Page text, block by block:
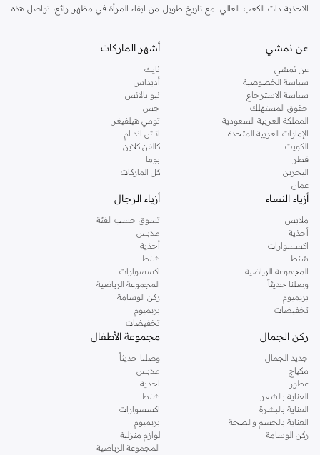
الاحذية ذات الكعب العالي. مع تاريخ طويل من ابقاء المرأة في مظهر رائع، تواصل هذه
كنت تقومين بتجديد خزانة ملابسك الملائمة للعمل، البحث عن فستان مثالي للحفلات او
اليه.
تسوقي دوروثي بيركنز اون لاين مسقط
تسوقي دوروثي بيركنز اون لاين من نمشي واستمتعي باكثر من الف ستايل من مجموعة
دوروثي بيركنز الشهيرة. تصفحي المجموعة كاملة في متجر دوروثي بيركنز اون لاين او
استخدمي القائمة لتحديد تجربة تسوق دوروثي بيركنز اون لاين. خدمة التوصيل السريعة
والدعم الاستثنائي يضمن لك تجربة تسوق ممتعة دائما مع نمشي.
عن نمشي
عن نمشي
سياسة الخصوصية
سياسة الاسترجاع
حقوق المستهلك
المملكة العربية السعودية
الإمارات العربية المتحدة
الكويت
قطر
البحرين
عمان
أشهر الماركات
نايك
أديداس
نيو بالانس
جس
تومي هيلفيغر
اتش اند ام
كالفن كلاين
بوما
كل الماركات
أزياء النساء
ملابس
أحذية
اكسسوارات
شنط
المجموعة الرياضية
وصلنا حديثاً
بريميوم
تخفيضات
أزياء الرجال
تسوق حسب الفئة
ملابس
أحذية
شنط
اكسسوارات
المجموعة الرياضية
ركن الوسامة
بريميوم
تخفيضات
ركن الجمال
جديد الجمال
مكياج
عطور
العناية بالشعر
العناية بالبشرة
العناية بالجسم والصحة
ركن الوسامة
مجموعة الأطفال
وصلنا حديثاً
ملابس
احذية
شنط
اكسسوارات
بريميوم
لوازم منزلية
المجموعة الرياضية